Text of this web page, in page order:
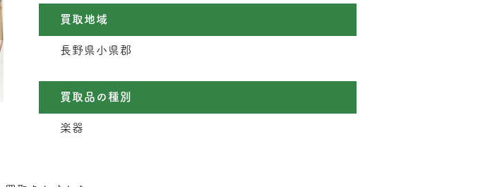
買取地域
長野県小県郡
買取品の種別
楽器